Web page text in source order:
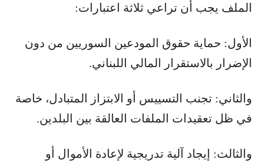
الملف يجب أن تراعي ثلاثة اعتبارات:
الأول: حماية حقوق المودعين السوريين من دون
الإضرار بالاستقرار المالي اللبناني.
والثاني: تجنب التسييس أو الابتزاز المتبادل، خاصة
في ظل تعقيدات الملفات العالقة بين البلدين.
والثالث: إيجاد آلية تدريجية لإعادة الأموال أو